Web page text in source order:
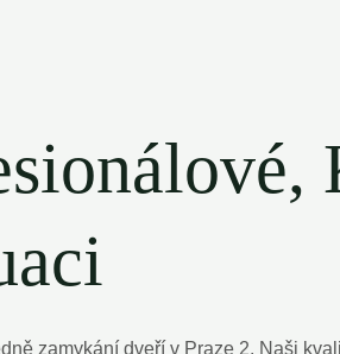
zamykání ‍dveří v Praze 2. Naši